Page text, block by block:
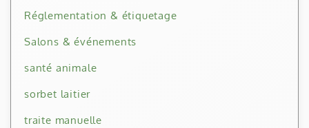
Réglementation & étiquetage
Salons & événements
santé animale
sorbet laitier
traite manuelle